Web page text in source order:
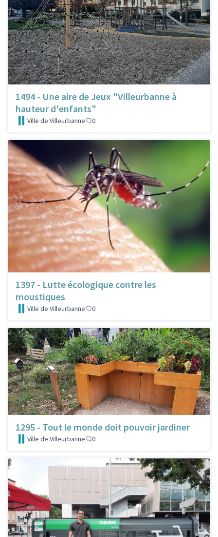
1494 - Une aire de Jeux "Villeurbanne à
hauteur d'enfants"
Ville de Villeurbanne 0
1397 - Lutte écologique contre les
moustiques
Ville de Villeurbanne 0
1295 - Tout le monde doit pouvoir jardiner
Ville de Villeurbanne 0